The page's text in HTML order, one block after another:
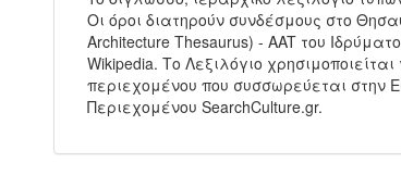
Οι όροι διατηρούν συνδέσμους στο
Architecture Thesaurus) - AAT του
Wikipedia. Το Λεξιλόγιο
περιεχομένου που συσσωρεύεται στην
Περιεχομένου SearchCulture.gr.